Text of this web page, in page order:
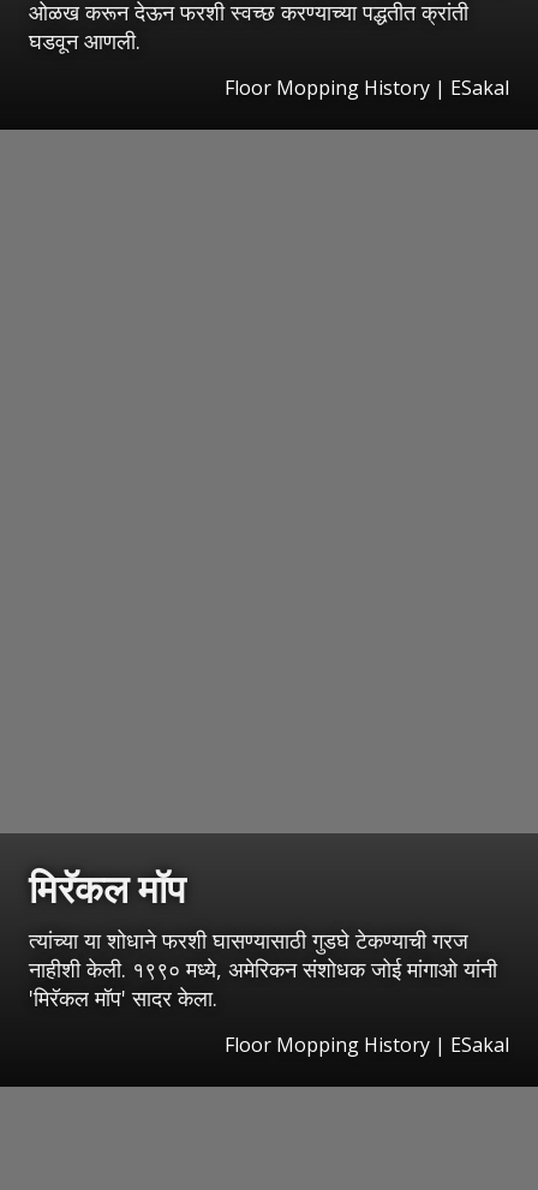
ओळख करून देऊन फरशी स्वच्छ करण्याच्या पद्धतीत क्रांती
घडवून आणली.
Floor Mopping History | ESakal
मिरॅकल मॉप
त्यांच्या या शोधाने फरशी घासण्यासाठी गुडघे टेकण्याची गरज
नाहीशी केली. १९९० मध्ये, अमेरिकन संशोधक जोई मांगाओ यांनी
'मिरॅकल मॉप' सादर केला.
Floor Mopping History | ESakal